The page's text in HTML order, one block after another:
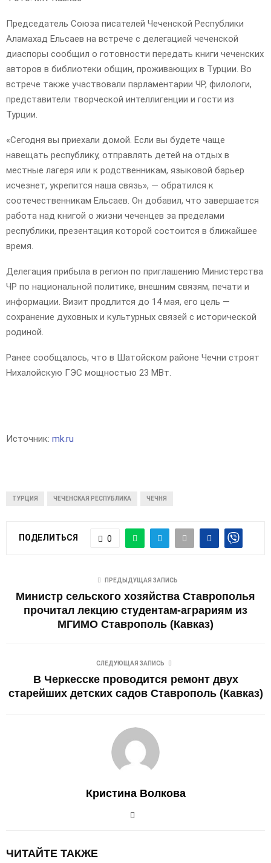
Председатель Союза писателей Чеченской Республики
Аламахад Ельсаев на встрече с делегацией чеченской
диаспоры сообщил о готовности передать книги чеченских
авторов в библиотеки общин, проживающих в Турции. Во
встрече также участвовали парламентарии ЧР, филологи,
представители творческой интеллигенции и гости из
Турции.
«Сегодня вы приехали домой. Если вы будете чаще
навещать республику, отправлять детей на отдых в
местные лагеря или к родственникам, языковой барьер
исчезнет, укрепится наша связь», — обратился к
соотечественникам Ельсаев. Он добавил, что завершается
работа над книгой о жизни чеченцев за пределами
республики, презентация которой состоится в ближайшее
время.
Делегация прибыла в регион по приглашению Министерства
ЧР по национальной политике, внешним связям, печати и
информации. Визит продлится до 14 мая, его цель —
сохранение духовных и культурных связей с исторической
родиной.
Ранее сообщалось, что в Шатойском районе Чечни строят
Нихалойскую ГЭС мощностью 23 МВт.
Источник: mk.ru
ТУРЦИЯ ЧЕЧЕНСКАЯ РЕСПУБЛИКА ЧЕЧНЯ
ПОДЕЛИТЬСЯ 0
ПРЕДЫДУЩАЯ ЗАПИСЬ
Министр сельского хозяйства Ставрополья
прочитал лекцию студентам-аграриям из
МГИМО Ставрополь (Кавказ)
СЛЕДУЮЩАЯ ЗАПИСЬ
В Черкесске проводится ремонт двух
старейших детских садов Ставрополь (Кавказ)
Кристина Волкова
ЧИТАЙТЕ ТАКЖЕ